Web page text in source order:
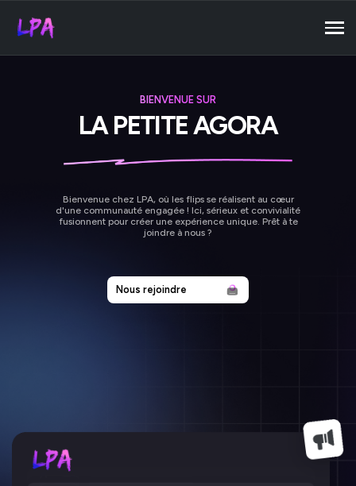
BIENVENUE SUR
LA PETITE AGORA
Bienvenue chez LPA, où les flips se réalisent au cœur
d'une communauté engagée ! Ici, sérieux et convivialité
fusionnent pour créer une expérience unique. Prêt à te
joindre à nous ?
Nous rejoindre